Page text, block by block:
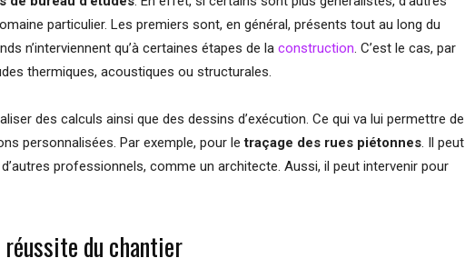
particulier. Les premiers sont, en général, présents tout au long du
n’interviennent qu’à certaines étapes de la construction. C’est le cas, par
thermiques, acoustiques ou structurales.
des calculs ainsi que des dessins d’exécution. Ce qui va lui permettre de
personnalisées. Par exemple, pour letraçage des rues piétonnes. Il peut
professionnels, comme un architecte. Aussi, il peut intervenir pour
du chantier